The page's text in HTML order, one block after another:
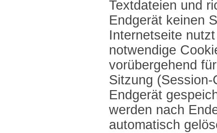
Textdateien und
Endgerät keinen
Internetseite
notwendige
vorübergehend
Sitzung
Endgerät
werden nach
automatisch